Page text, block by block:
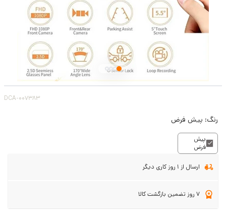
DCA-007383
رنگ: پیش فرض
پیش
فرض
ارسال از 1 روز کاری دیگر
7 روز تضمین بازگشت کالا